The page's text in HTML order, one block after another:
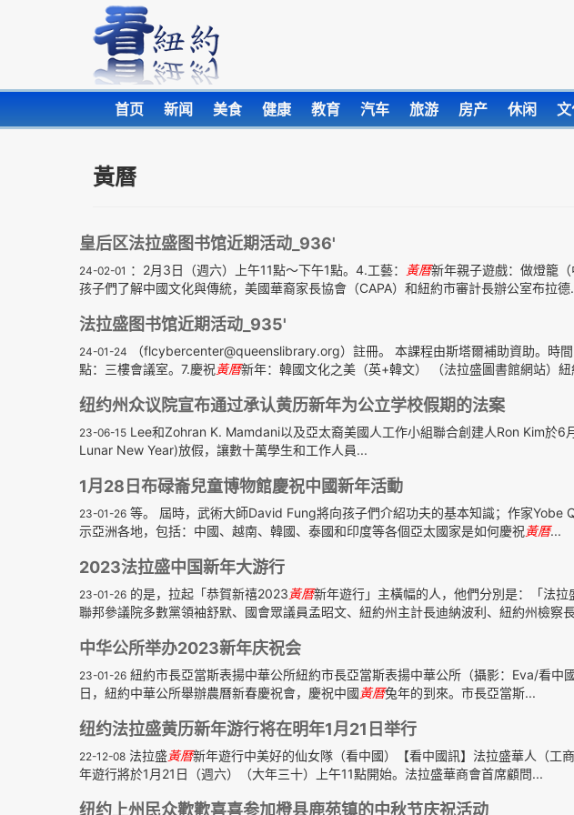
首页 新闻 美食 健康 教育 汽车 旅游 房产 休闲
黃曆
皇后区法拉盛图书馆近期活动_936'
24-02-01 ：2月3日（週六）上午11點～下午1點。4.工藝： 黃曆新年親子遊戲：做燈籠
孩子們了解中國文化與傳統，美國華裔家長協會（CAPA）和紐約市審計長辦公室布拉德
法拉盛图书馆近期活动_935'
24-01-24
（flcybercenter@queenslibrary.org）註冊。 本課程由斯塔爾補助資助。時
點：三樓會議室。7.慶祝黃曆新年：韓國文化之美（英+韓文） （法拉盛圖書館網站）
纽约州众议院宣布通过承认黄历新年为公立学校假期的法案
23-06-15 Lee和Zohran K. Mamdani以及亞太裔美國人工作小組聯合創建人Ron Kim於6
Lunar New Year)放假，讓數十萬學生和工作人員...
1月28日布碌崙兒童博物館慶祝中國新年活動
23-01-26 等。 屆時，武術大師David Fung將向孩子們介紹功夫的基本知識；作家Yobe
示亞洲各地，包括：中國、越南、韓國、泰國和印度等各個亞太國家是如何慶祝黃曆...
2023法拉盛中国新年大游行
23-01-26 的是，拉起「恭賀新禧2023黃曆新年遊行」主橫幅的人，他們分別是：「法拉
聯邦參議院多數黨領袖舒默、國會眾議員孟昭文、紐約州主計長迪納波利、紐約州檢察
中华公所举办2023新年庆祝会
23-01-26 紐約市長亞當斯表揚中華公所紐約市長亞當斯表揚中華公所（攝影：Eva/看
日，紐約中華公所舉辦農曆新春慶祝會，慶祝中國黃曆兔年的到來。市長亞當斯...
纽约法拉盛黄历新年游行将在明年1月21日举行
22-12-08 法拉盛黃曆新年遊行中美好的仙女隊（看中國）【看中國訊】法拉盛華人（工
年遊行將於1月21日（週六）（大年三十）上午11點開始。法拉盛華商會首席顧問...
纽约上州民众歡歡喜喜参加橙县鹿苑镇的中秋节庆祝活动